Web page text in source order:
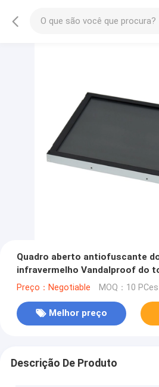
Quadro aberto antiofuscante
infravermelho Vandalproof do
Preço：Negotiable MOQ：10 PCes
Melhor preço
Descrição De Produto